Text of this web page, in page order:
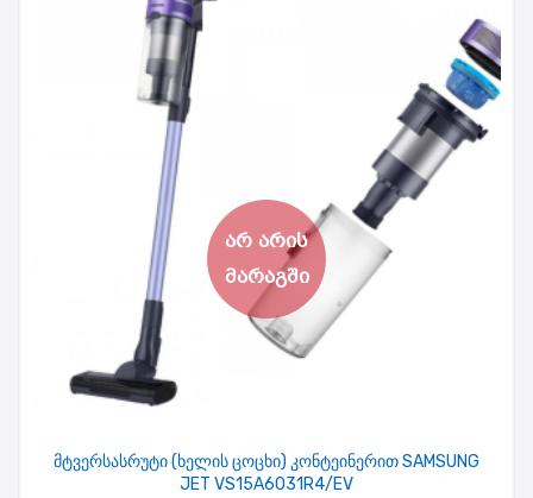
მტვერსასრუტი (ხელის ცოცხი) კონტეინერით SAMSUNG
JET VS15A6031R4/EV